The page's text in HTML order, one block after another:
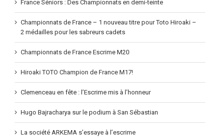
France Séniors : Des Championnats en demi-teinte
Championnats de France – 1 nouveau titre pour Toto Hiroaki –
2 médailles pour les sabreurs cadets
Championnats de France Escrime M20
Hiroaki TOTO Champion de France M17!
Clemenceau en fête : l’Escrime mis à l’honneur
Hugo Bajracharya sur le podium à San Sébastian
La société ARKEMA s’essaye à l’escrime